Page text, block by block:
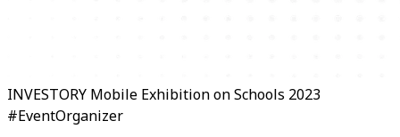
INVESTORY Mobile Exhibition on Schools 2023
#EventOrganizer